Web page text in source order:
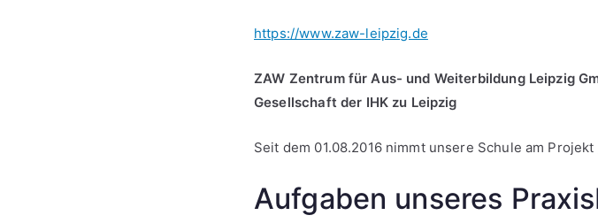
https://www.zaw-leipzig.de
ZAW Zentrum für Aus- und Weiterbildung Leipzig
Gesellschaft der IHK zu Leipzig
Seit dem 01.08.2016 nimmt unsere Schule am
Aufgaben unseres